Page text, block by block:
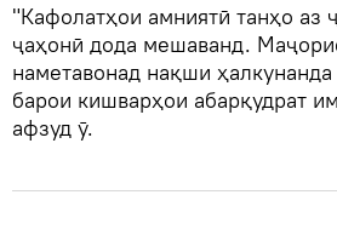
"Кафолатҳои амниятӣ танҳо аз
ҷаҳонӣ дода мешаванд.
наметавонад нақши
барои кишварҳои абарқудрат
афзуд ӯ.